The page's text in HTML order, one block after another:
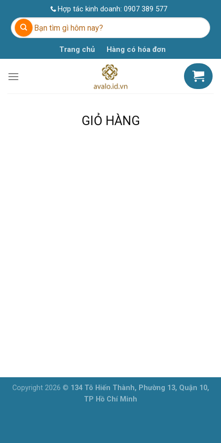
content
Hợp tác kinh doanh: 0907 389 577
Tìm
kiếm:
Trang chủ Hàng có hóa đơn
GIỎ HÀNG
Copyright 2026 © 134 Tô Hiến Thành, Phường 13, Quận 10,
TP Hồ Chí Minh